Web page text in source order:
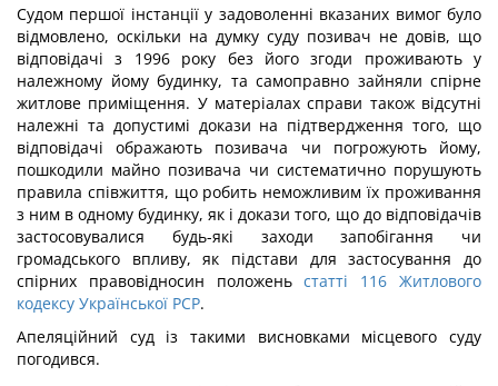
Судом першої інстанції у задоволенні вказаних вимог було
відмовлено, оскільки на думку суду позивач не довів, що
відповідачі з 1996 року без його згоди проживають у
належному йому будинку, та самоправно зайняли спірне
житлове приміщення. У матеріалах справи також відсутні
належні та допустимі докази на підтвердження того, що
відповідачі ображають позивача чи погрожують йому,
пошкодили майно позивача чи систематично порушують
правила співжиття, що робить неможливим їх проживання
з ним в одному будинку, як і докази того, що до відповідачів
застосовувалися будь-які заходи запобігання чи
громадського впливу, як підстави для застосування до
спірних правовідносин положеньстатті 116 Житлового
кодексу Української РСР.
Апеляційний суд із такими висновками місцевого суду
погодився.